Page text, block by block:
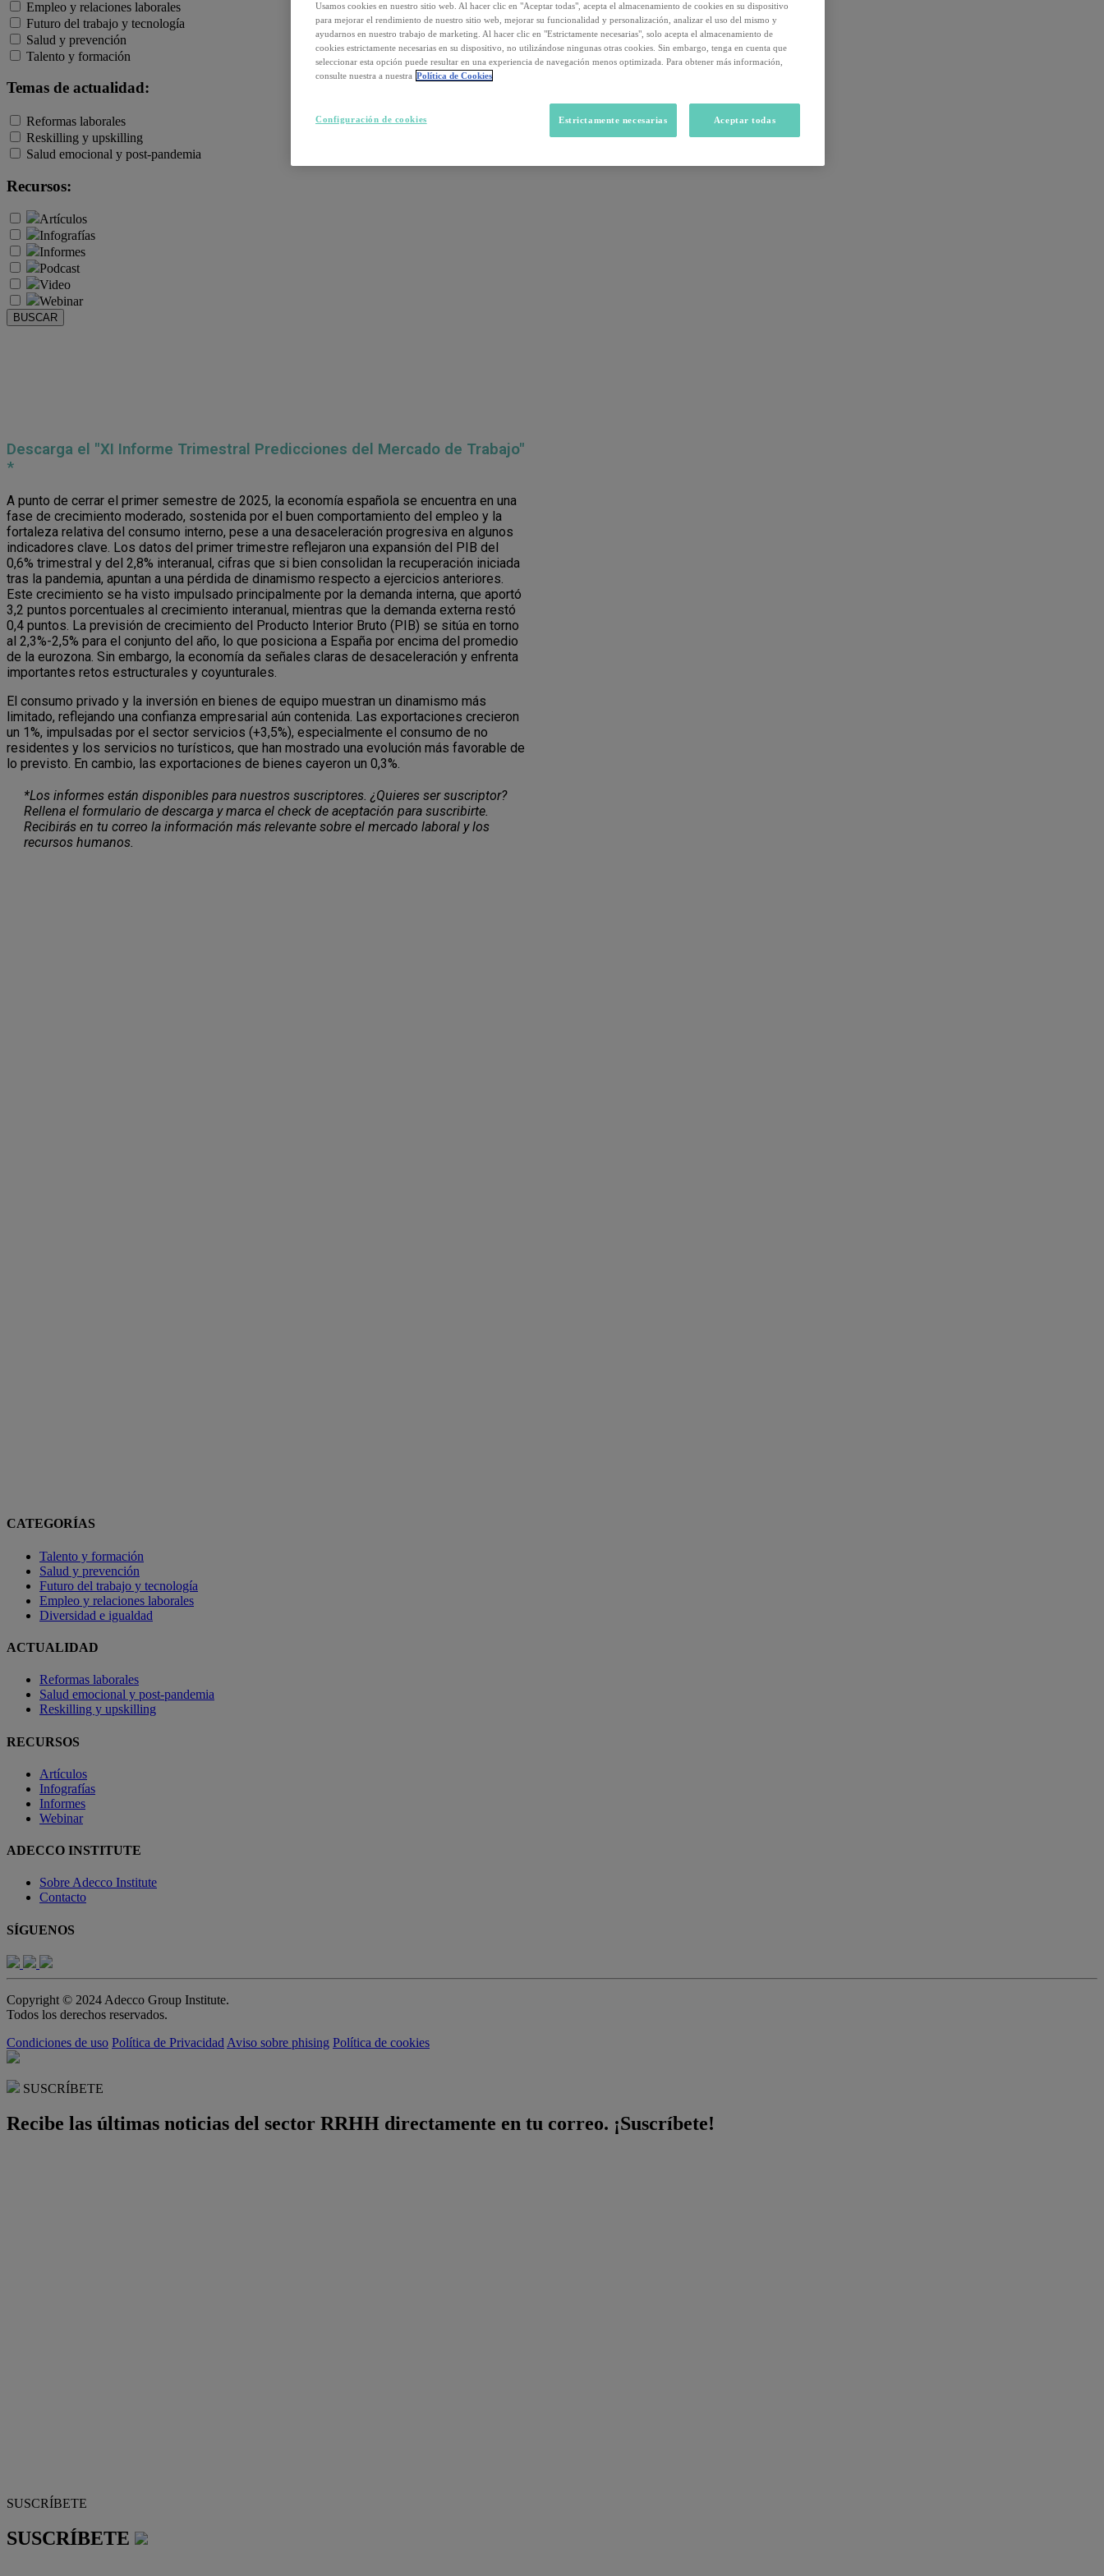
Empleo y relaciones laborales
Futuro del trabajo y tecnología
Salud y prevención
Talento y formación
Temas de actualidad:
Reformas laborales
Reskilling y upskilling
Salud emocional y post-pandemia
Recursos:
Artículos
Infografías
Informes
Podcast
Video
Webinar
BUSCAR
Descarga el "XI Informe Trimestral Predicciones del Mercado de Trabajo"
*
A punto de cerrar el primer semestre de 2025, la economía española se encuentra en una
fase de crecimiento moderado, sostenida por el buen comportamiento del empleo y la
fortaleza relativa del consumo interno, pese a una desaceleración progresiva en algunos
indicadores clave. Los datos del primer trimestre reflejaron una expansión del PIB del
0,6% trimestral y del 2,8% interanual, cifras que si bien consolidan la recuperación iniciada
tras la pandemia, apuntan a una pérdida de dinamismo respecto a ejercicios anteriores.
Este crecimiento se ha visto impulsado principalmente por la demanda interna, que aportó
3,2 puntos porcentuales al crecimiento interanual, mientras que la demanda externa restó
0,4 puntos. La previsión de crecimiento del Producto Interior Bruto (PIB) se sitúa en torno
al 2,3%-2,5% para el conjunto del año, lo que posiciona a España por encima del promedio
de la eurozona. Sin embargo, la economía da señales claras de desaceleración y enfrenta
importantes retos estructurales y coyunturales.
El consumo privado y la inversión en bienes de equipo muestran un dinamismo más
limitado, reflejando una confianza empresarial aún contenida. Las exportaciones crecieron
un 1%, impulsadas por el sector servicios (+3,5%), especialmente el consumo de no
residentes y los servicios no turísticos, que han mostrado una evolución más favorable de
lo previsto. En cambio, las exportaciones de bienes cayeron un 0,3%.
*Los informes están disponibles para nuestros suscriptores. ¿Quieres ser suscriptor?
Rellena el formulario de descarga y marca el check de aceptación para suscribirte.
Recibirás en tu correo la información más relevante sobre el mercado laboral y los
recursos humanos.
CATEGORÍAS
Talento y formación
Salud y prevención
Futuro del trabajo y tecnología
Empleo y relaciones laborales
Diversidad e igualdad
ACTUALIDAD
Reformas laborales
Salud emocional y post-pandemia
Reskilling y upskilling
RECURSOS
Artículos
Infografías
Informes
Webinar
ADECCO INSTITUTE
Sobre Adecco Institute
Contacto
SÍGUENOS
Copyright © 2024 Adecco Group Institute.
Todos los derechos reservados.
Condiciones de uso Política de Privacidad Aviso sobre phising Política de cookies
SUSCRÍBETE
Recibe las últimas noticias del sector RRHH directamente en tu correo. ¡Suscríbete!
SUSCRÍBETE
SUSCRÍBETE
Usamos cookies en nuestro sitio web. Al hacer clic en "Aceptar todas", acepta el almacenamiento de cookies en su dispositivo
para mejorar el rendimiento de nuestro sitio web, mejorar su funcionalidad y personalización, analizar el uso del mismo y
ayudarnos en nuestro trabajo de marketing. Al hacer clic en "Estrictamente necesarias", solo acepta el almacenamiento de
cookies estrictamente necesarias en su dispositivo, no utilizándose ningunas otras cookies. Sin embargo, tenga en cuenta que
seleccionar esta opción puede resultar en una experiencia de navegación menos optimizada. Para obtener más información,
consulte nuestra a nuestra Política de Cookies
Estrictamente necesarias Aceptar todas
Configuración de cookies